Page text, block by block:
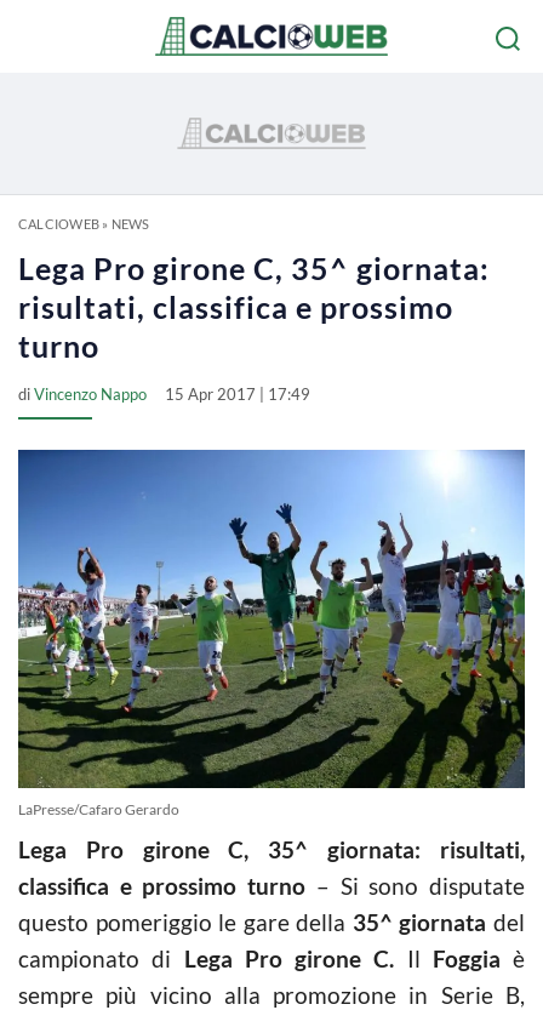
CALCIOWEB» NEWS
Lega Pro girone C, 35^ giornata:
risultati, classifica e prossimo
turno
diVincenzo Nappo 15 Apr 2017 | 17:49
LaPresse/Cafaro Gerardo
Lega Pro girone C, 35^ giornata: risultati,
classifica e prossimo turno – Si sono disputate
questo pomeriggio le gare della 35^ giornata del
campionato di Lega Pro girone C. Il Foggia è
sempre più vicino alla promozione in Serie B,